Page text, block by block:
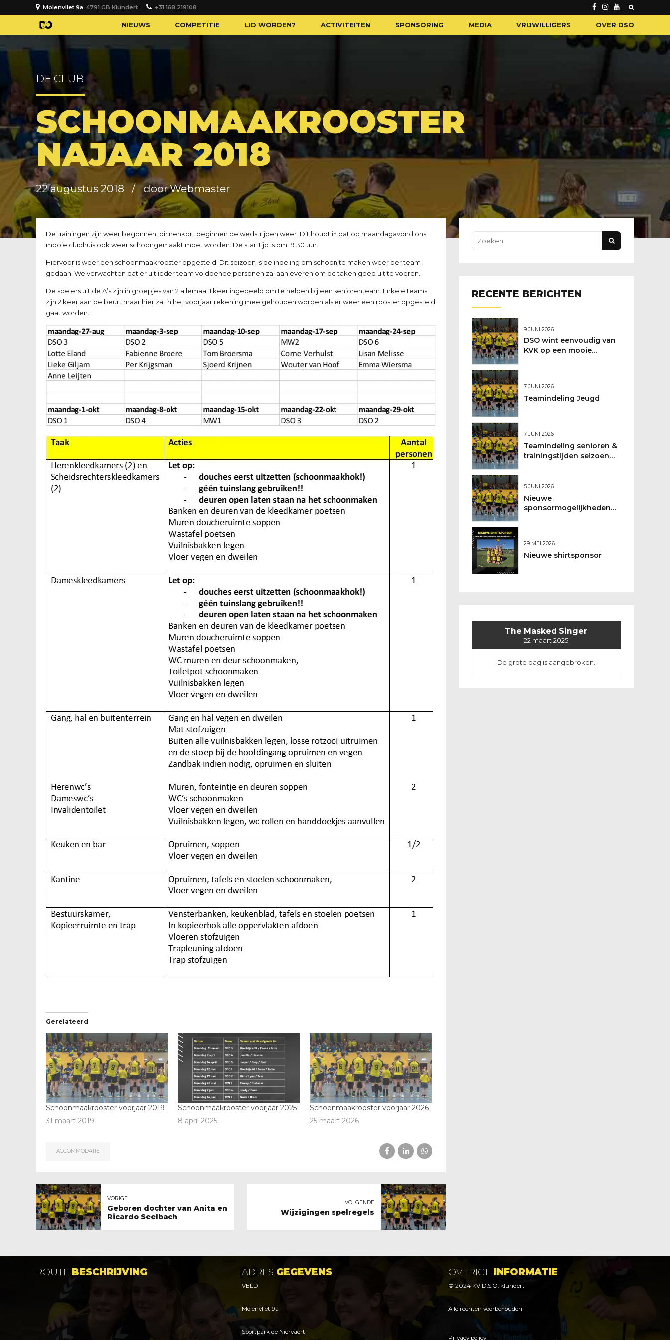
Molenvliet 9a 4791 GB Klundert +31 168 219108
NIEUWS COMPETITIE LID WORDEN? ACTIVITEITEN SPONSORING MEDIA VRIJWILLIGERS OVER DSO
DE CLUB
SCHOONMAAKROOSTER
NAJAAR 2018
22 augustus 2018 door Webmaster
De trainingen zijn weer begonnen, binnenkort beginnen de wedstrijden weer. Dit houdt in dat op maandagavond ons
mooie clubhuis ook weer schoongemaakt moet worden. De starttijd is om 19.30 uur.
Hiervoor is weer een schoonmaakrooster opgesteld. Dit seizoen is de indeling om schoon te maken weer per team
gedaan. We verwachten dat er uit ieder team voldoende personen zal aanleveren om de taken goed uit te voeren.
De spelers uit de A’s zijn in groepjes van 2 allemaal 1 keer ingedeeld om te helpen bij een seniorenteam. Enkele teams
zijn 2 keer aan de beurt maar hier zal in het voorjaar rekening mee gehouden worden als er weer een rooster opgesteld
gaat worden.
Gerelateerd
Schoonmaakrooster voorjaar 2019
31 maart 2019
Schoonmaakrooster voorjaar 2025
8 april 2025
Schoonmaakrooster voorjaar 2026
25 maart 2026
ACCOMMODATIE
VORIGE
Geboren dochter van Anita en
Ricardo Seelbach
VOLGENDE
Wijzigingen spelregels
RECENTE BERICHTEN
9 JUNI 2026
DSO wint eenvoudig van
KVK op een mooie
7 JUNI 2026
Teamindeling Jeugd
7 JUNI 2026
Teamindeling senioren &
trainingstijden seizoen
5 JUNI 2026
Nieuwe
sponsormogelijkheden
29 MEI 2026
Nieuwe shirtsponsor
The Masked Singer
22 maart 2025
De grote dag is aangebroken.
ROUTE BESCHRIJVING ADRES GEGEVENS
VELD
Molenvliet 9a
Sportpark de Niervaert
OVERIGE INFORMATIE
© 2024 KV D.S.O. Klundert
Alle rechten voorbehouden
Privacy policy